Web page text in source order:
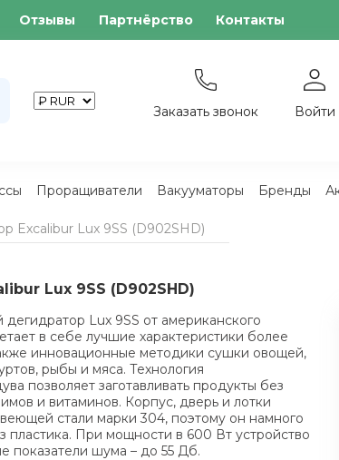
Отзывы Партнёрство Контакты
Заказать звонок Войти
Проращиватели Вакууматоры Бренды
Excalibur Lux 9SS (D902SHD)
Lux 9SS (D902SHD)
Lux 9SS от американского
в себе лучшие характеристики более
инновационные методики сушки овощей,
рыбы и мяса. Технология
позволяет заготавливать продукты без
и витаминов. Корпус, дверь и лотки
стали марки 304, поэтому он намного
пластика. При мощности в 600 Вт устройство
показатели шума – до 55 Дб.